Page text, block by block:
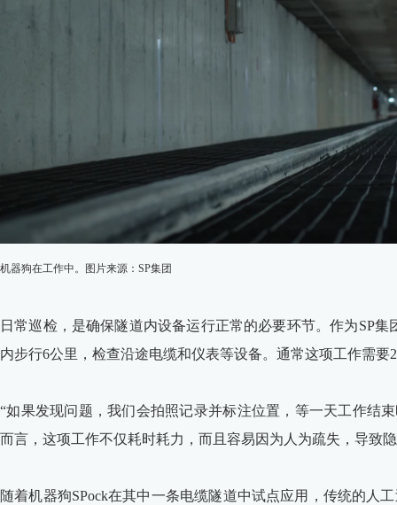
机器狗在工作中。图片来源：SP集团
日常巡检，是确保隧道内设备运行正常的必要环节。作为SP
内步行6公里，检查沿途电缆和仪表等设备。通常这项工作需要
“如果发现问题，我们会拍照记录并标注位置，等一天工作结
而言，这项工作不仅耗时耗力，而且容易因为人为疏失，导致
随着机器狗SPock在其中一条电缆隧道中试点应用，传统的人